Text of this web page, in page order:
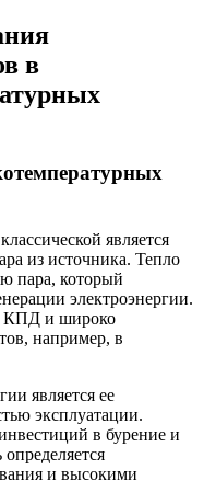
в
является
из источника. Тепло
пара, который
электроэнергии.
КПД и широко
например, в
является ее
эксплуатации.
в бурение и
и высокими